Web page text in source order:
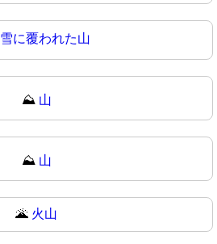
雪に覆われた山
⛰️ 山
⛰ 山
🌋 火山